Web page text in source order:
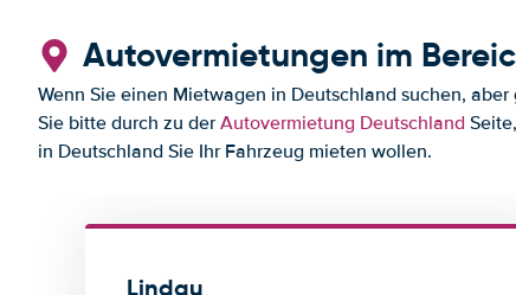
Autovermietungen im
Wenn Sie einen Mietwagen in Deutschland suchen,
Sie bitte durch zu derAutovermietung Deutschland
in Deutschland Sie Ihr Fahrzeug mieten wollen.
Lindau